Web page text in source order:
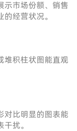
示市场份额、销售
经营状况。
堆积柱状图能直观
对比明显的图表能
扰。